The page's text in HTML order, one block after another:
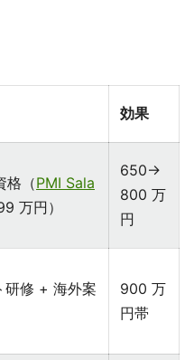
効果
格（PMI Sala
万円）
650→
800 万
円
研修 + 海外案
900 万
円帯